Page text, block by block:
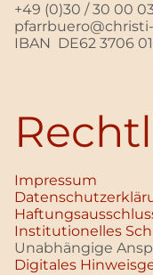
+49 (0)30 / 30 00
IBAN DE62 3706
Impressum
Institutionelles
Unabhängige
Digitales